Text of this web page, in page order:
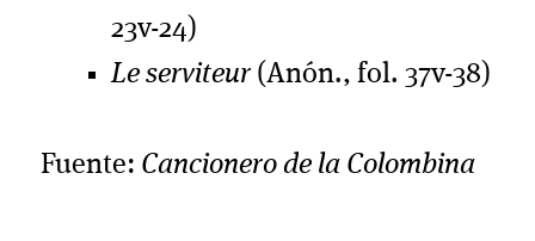
23v-24)
Le serviteur (Anón., fol. 37v-38)
Fuente: Cancionero de la Colombina